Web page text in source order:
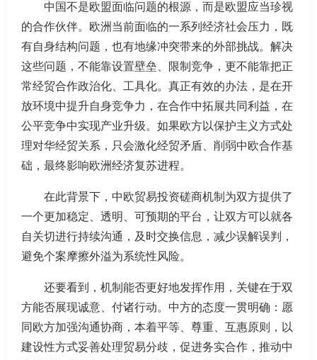
中国不是欧盟面临问题的根源，而是欧盟应当珍视
的合作伙伴。欧洲当前面临的一系列经济社会压力，既
有自身结构问题，也有地缘冲突带来的外部挑战。解决
这些问题，不能靠设置壁垒、限制竞争，更不能靠把正
常经贸合作政治化、工具化。真正有效的办法，是在开
放环境中提升自身竞争力，在合作中拓展共同利益，在
公平竞争中实现产业升级。如果欧方以保护主义方式处
理对华经贸关系，只会激化经贸矛盾、削弱中欧合作基
础，最终影响欧洲经济复苏进程。
在此背景下，中欧贸易投资磋商机制为双方提供了
一个更加稳定、透明、可预期的平台，让双方可以就各
自关切进行持续沟通，及时交换信息，减少误解误判，
避免个案摩擦外溢为系统性风险。
还要看到，机制能否更好地发挥作用，关键在于双
方能否展现诚意、付诸行动。中方的态度一贯明确：愿
同欧方加强沟通协商，本着平等、尊重、互惠原则，以
建设性方式妥善处理贸易分歧，促进务实合作，推动中